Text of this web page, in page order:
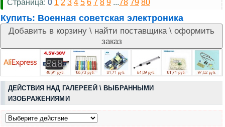
Страница: 0 1 2 3 4 5 6 7 8 9 ...78 79 80
Купить: Военная советская электроника
ДЕЙСТВИЯ НАД ГАЛЕРЕЕЙ \ ВЫБРАННЫМИ
ИЗОБРАЖЕНИЯМИ